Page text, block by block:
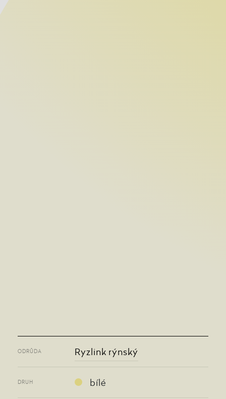
ODRŮDA Ryzlink rýnský
DRUH bílé